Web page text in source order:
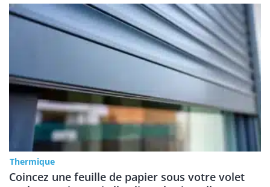
Thermique
Coincez une feuille de papier sous votre volet